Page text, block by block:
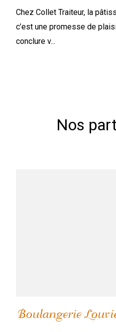
Chez Collet Traiteur, la
c’est une promesse de
conclure v...
Nos
Boulangerie